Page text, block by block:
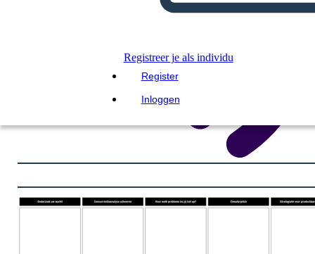
Registreer je als individu
Register
Inloggen